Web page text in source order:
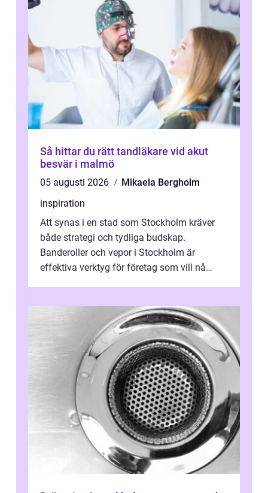
Så hittar du rätt tandläkare vid akut
besvär i malmö
05 augusti 2026
Mikaela Bergholm
inspiration
Att synas i en stad som Stockholm kräver
både strategi och tydliga budskap.
Banderoller och vepor i Stockholm är
effektiva verktyg för företag som vill nå